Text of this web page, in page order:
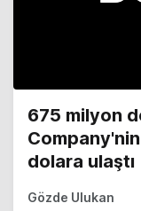
675 milyon
dolara ulaştı
Gözde Ulukan